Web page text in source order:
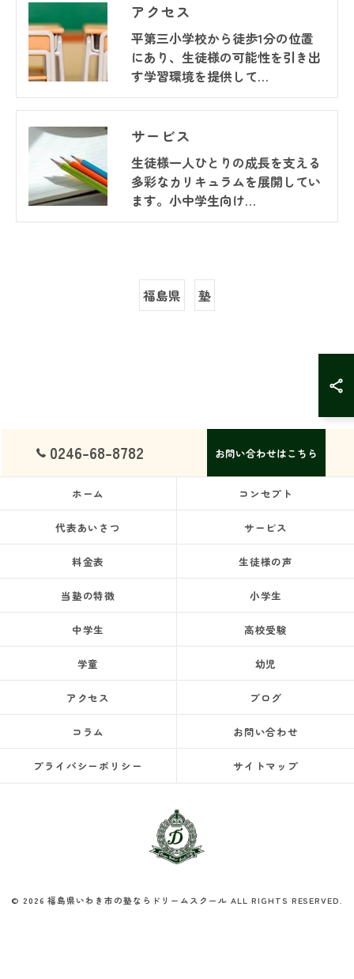
アクセス
平第三小学校から徒歩1分の位置
にあり、生徒様の可能性を引き出
す学習環境を提供して…
サービス
生徒様一人ひとりの成長を支える
多彩なカリキュラムを展開してい
ます。小中学生向け…
福島県 塾
0246-68-8782 お問い合わせはこちら
ホーム コンセプト
代表あいさつ サービス
料金表 生徒様の声
当塾の特徴 小学生
中学生 高校受験
学童 幼児
アクセス ブログ
コラム お問い合わせ
プライバシーポリシー サイトマップ
© 2026 福島県いわき市の塾ならドリームスクール ALL RIGHTS RESERVED.